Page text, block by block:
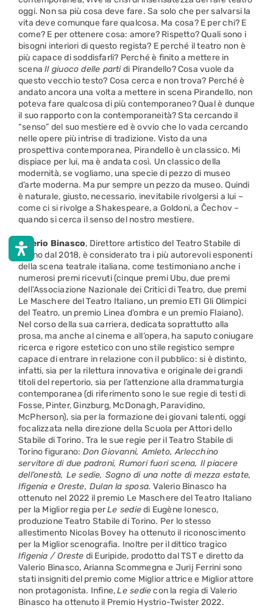
oggi. Non sa più cosa deve fare. Sa solo che per salvarsi la
vita deve comunque fare qualcosa. Ma cosa? E per chi? E
come? E per ottenere cosa: amore? Rispetto? Quali sono i
bisogni interiori di questo regista? E perché il teatro non è
più capace di soddisfarli? Perché è finito a mettere in
scenaIl giuoco delle partidi Pirandello? Cosa vuole da
questo vecchio testo? Cosa cerca e non trova? Perché è
andato ancora una volta a mettere in scena Pirandello, non
poteva fare qualcosa di più contemporaneo? Qual è dunque
il suo rapporto con la contemporaneità? Sta cercando il
“senso” del suo mestiere ed è ovvio che lo vada cercando
nelle opere più intrise di tradizione. Visto da una
prospettiva contemporanea, Pirandello è un classico. Mi
dispiace per lui, ma è andata così. Un classico della
modernità, se vogliamo, una specie di pezzo di museo
d’arte moderna. Ma pur sempre un pezzo da museo. Quindi
è naturale, giusto, necessario, inevitabile rivolgersi a lui –
come ci si rivolge a Shakespeare, a Goldoni, a Čechov –
quando si cerca il senso del nostro mestiere.
Valerio Binasco, Direttore artistico del Teatro Stabile di
Torino dal 2018, è considerato tra i più autorevoli esponenti
della scena teatrale italiana, come testimoniano anche i
numerosi premi ricevuti (cinque premi Ubu, due premi
dell’Associazione Nazionale dei Critici di Teatro, due premi
Le Maschere del Teatro Italiano, un premio ETI Gli Olimpici
del Teatro, un premio Linea d’ombra e un premio Flaiano).
Nel corso della sua carriera, dedicata soprattutto alla
prosa, ma anche al cinema e all’opera, ha saputo coniugare
ricerca e rigore estetico con uno stile registico sempre
capace di entrare in relazione con il pubblico: si è distinto,
infatti, sia per la rilettura innovativa e originale dei grandi
titoli del repertorio, sia per l’attenzione alla drammaturgia
contemporanea (di riferimento sono le sue regie di testi di
Fosse, Pinter, Ginzburg, McDonagh, Paravidino,
McPherson), sia per la formazione dei giovani talenti, oggi
focalizzata nella direzione della Scuola per Attori dello
Stabile di Torino. Tra le sue regie per il Teatro Stabile di
Torino figurano: Don Giovanni, Amleto, Arlecchino
servitore di due padroni, Rumori fuori scena, Il piacere
dell’onestà, Le sedie, Sogno di una notte di mezza estate,
Ifigenia e Oreste, Dulan la sposa.Valerio Binasco ha
ottenuto nel 2022 il premio Le Maschere del Teatro Italiano
per la Miglior regia perLe sediedi Eugène Ionesco,
produzione Teatro Stabile di Torino. Per lo stesso
allestimento Nicolas Bovey ha ottenuto il riconoscimento
per la Miglior scenografia. Inoltre per il dittico tragico
Ifigenia / Oreste di Euripide, prodotto dal TST e diretto da
Valerio Binasco, Arianna Scommegna e Jurij Ferrini sono
stati insigniti del premio come Miglior attrice e Miglior attore
non protagonista. Infine,Le sediecon la regia di Valerio
Binasco ha ottenuto il Premio Hystrio-Twister 2022.